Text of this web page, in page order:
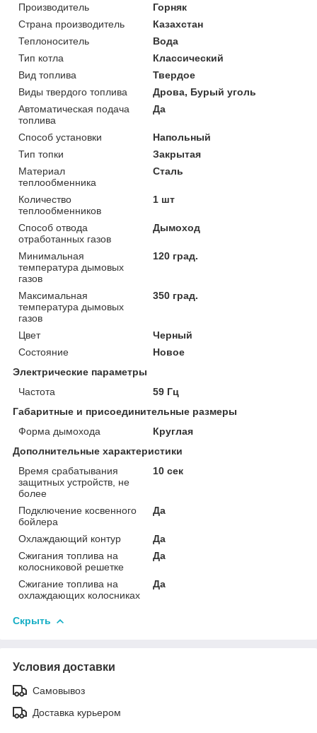
Производитель
Горняк
Страна производитель
Казахстан
Теплоноситель
Вода
Тип котла
Классический
Вид топлива
Твердое
Виды твердого топлива
Дрова, Бурый уголь
Автоматическая подача
топлива
Да
Способ установки
Напольный
Тип топки
Закрытая
Материал
теплообменника
Сталь
Количество
теплообменников
1 шт
Способ отвода
отработанных газов
Дымоход
Минимальная
температура дымовых
газов
120 град.
Максимальная
температура дымовых
газов
350 град.
Цвет
Черный
Состояние
Новое
Электрические параметры
Частота
59 Гц
Габаритные и присоединительные размеры
Форма дымохода
Круглая
Дополнительные характеристики
Время срабатывания
защитных устройств, не
более
10 сек
Подключение косвенного
бойлера
Да
Охлаждающий контур
Да
Сжигания топлива на
колосниковой решетке
Да
Сжигание топлива на
охлаждающих колосниках
Да
Скрыть
Условия доставки
Самовывоз
Доставка курьером